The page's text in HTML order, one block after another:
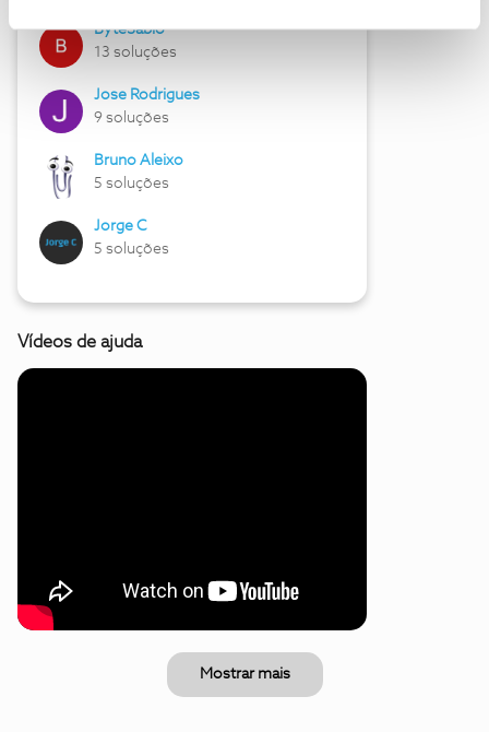
ByteSábio
13 soluções
Jose Rodrigues
9 soluções
Bruno Aleixo
5 soluções
Jorge C
5 soluções
Vídeos de ajuda
Mostrar mais